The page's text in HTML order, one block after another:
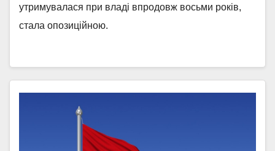
утримувалася при владі впродовж восьми років,
стала опозиційною.